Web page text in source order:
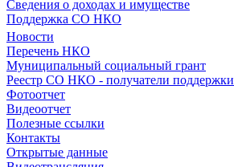
Сведения о доходах и имуществе
Поддержка СО НКО
Новости
Перечень НКО
Муниципальный социальный грант
Реестр СО НКО - получатели поддержки
Фотоотчет
Видеоотчет
Полезные ссылки
Контакты
Открытые данные